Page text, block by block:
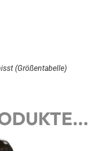
(Größentabelle)